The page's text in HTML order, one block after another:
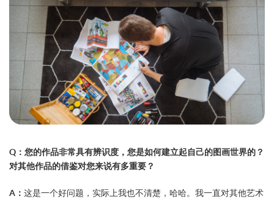
Q：您的作品非常具有辨识度，您是如何建立起自己的图画世界的？
对其他作品的借鉴对您来说有多重要？
A： 这是一个好问题，实际上我也不清楚，哈哈。我一直对其他艺术